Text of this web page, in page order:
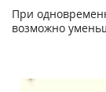
При
возможно